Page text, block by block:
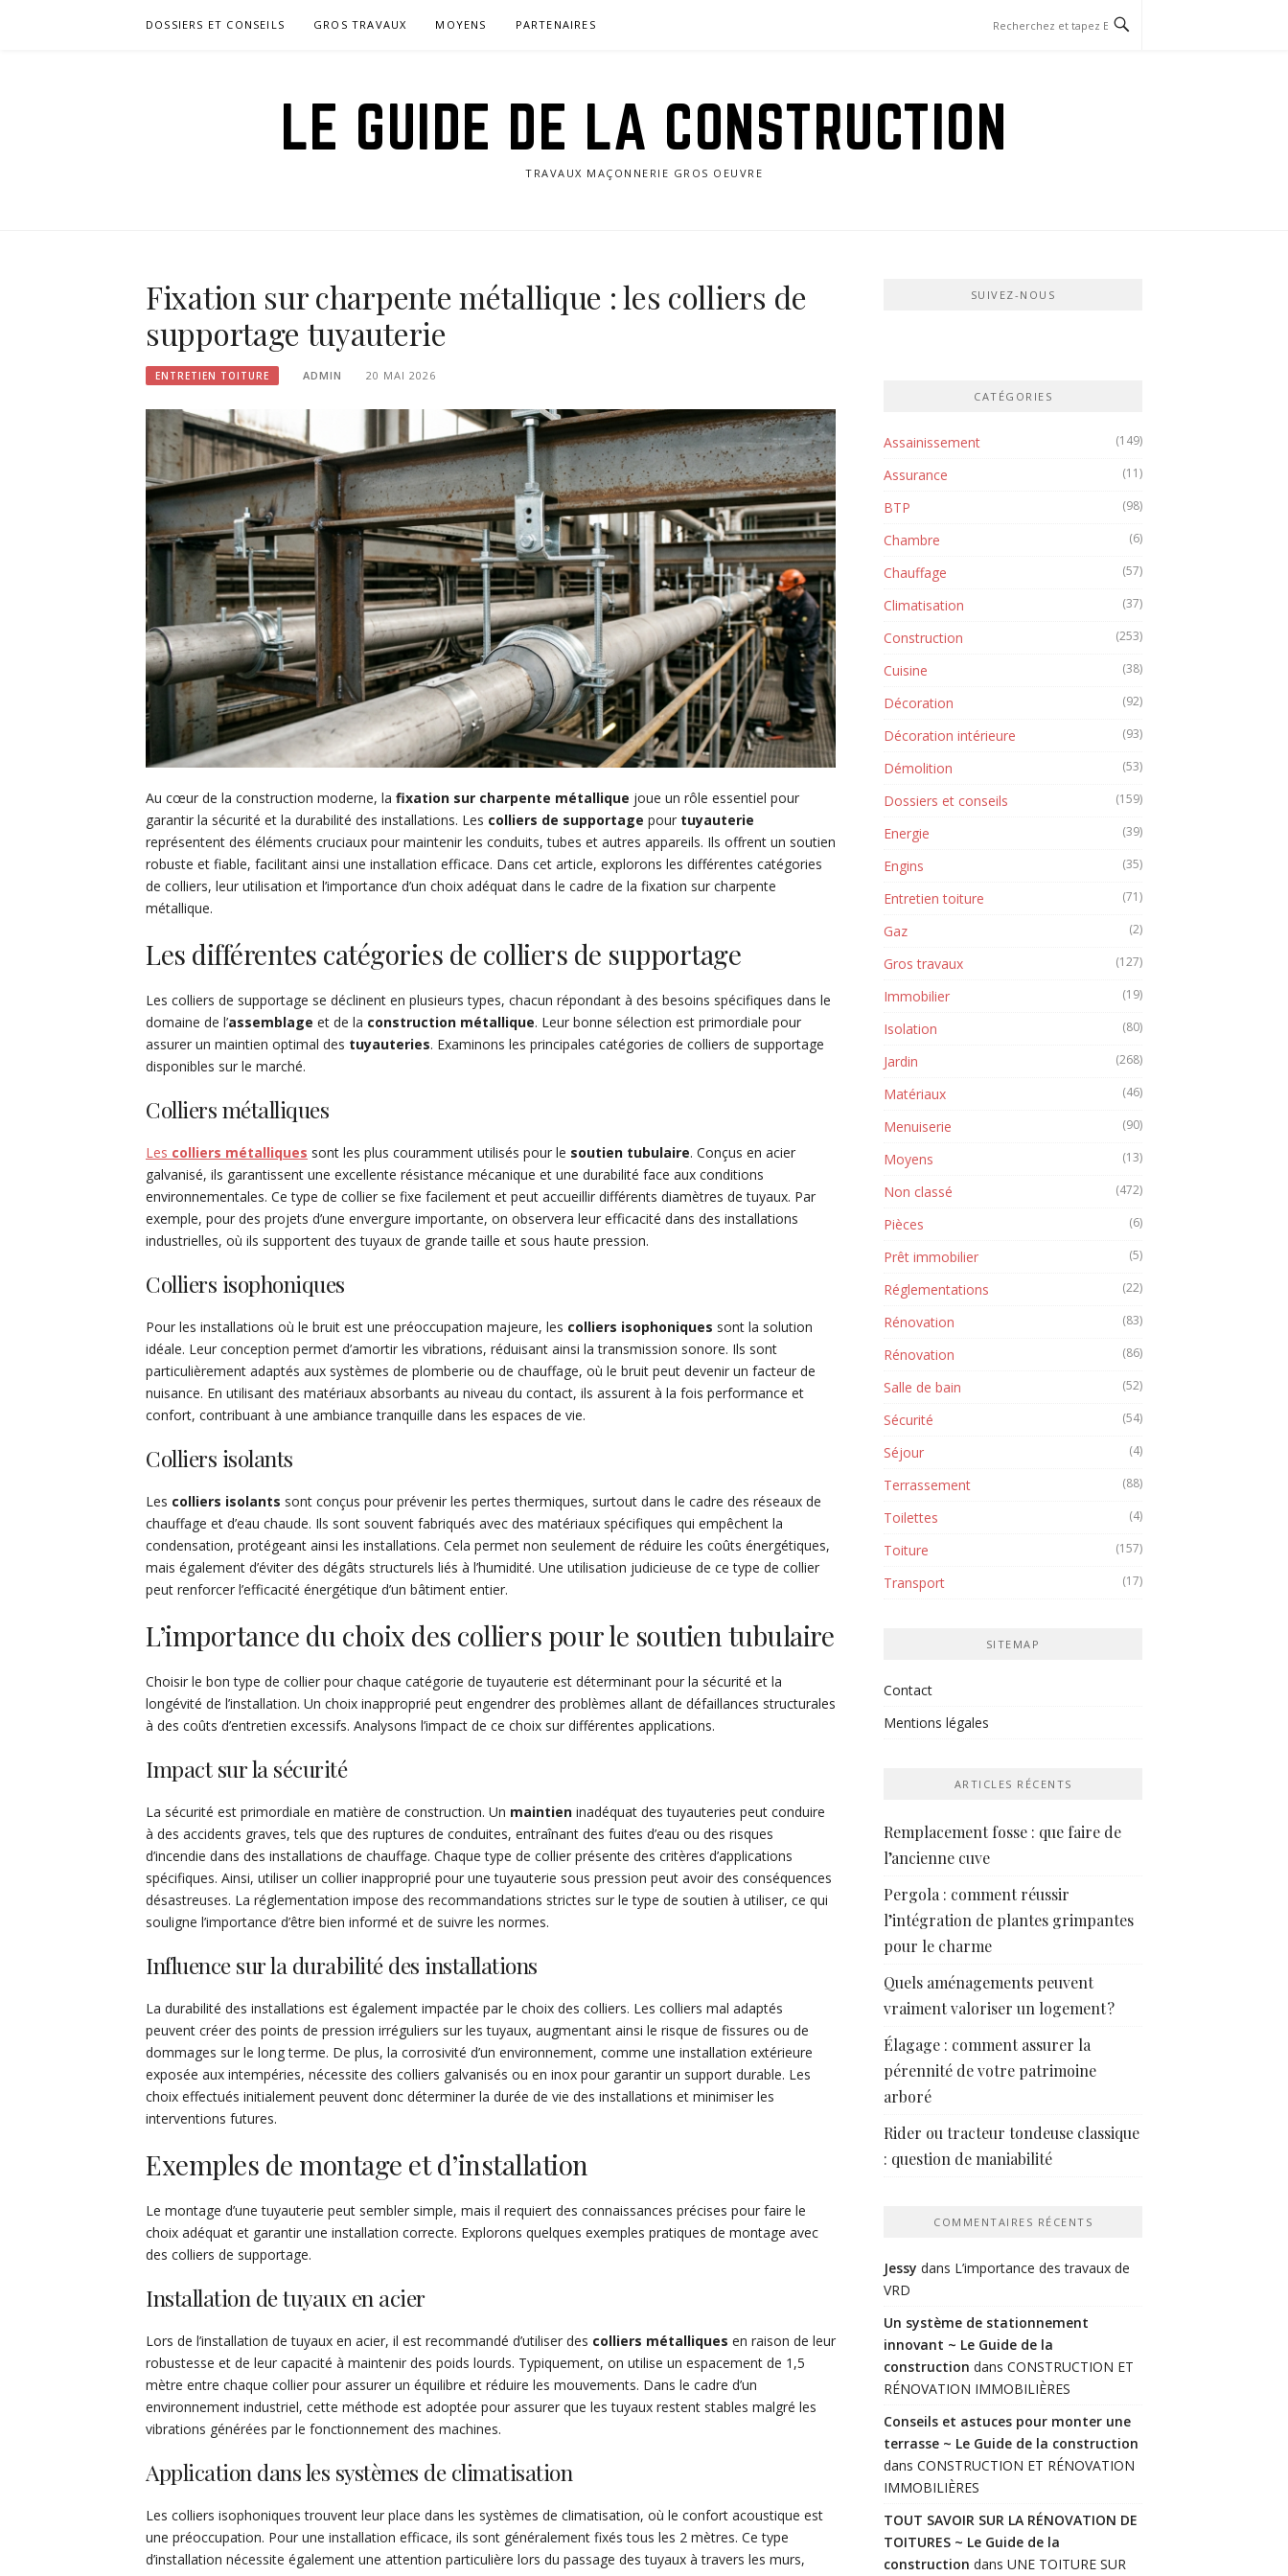
DOSSIERS ET CONSEILS GROS TRAVAUX MOYENS PARTENAIRES
LE GUIDE DE LA CONSTRUCTION
TRAVAUX MAÇONNERIE GROS OEUVRE
Fixation sur charpente métallique : les colliers de
supportage tuyauterie
ENTRETIEN TOITURE ADMIN 20 MAI 2026
Au cœur de la construction moderne, la fixation sur charpente métallique joue un rôle essentiel pour
garantir la sécurité et la durabilité des installations. Les colliers de supportage pour tuyauterie
représentent des éléments cruciaux pour maintenir les conduits, tubes et autres appareils. Ils offrent un soutien
robuste et fiable, facilitant ainsi une installation efficace. Dans cet article, explorons les différentes catégories
de colliers, leur utilisation et l’importance d’un choix adéquat dans le cadre de la fixation sur charpente
métallique.
Les différentes catégories de colliers de supportage
Les colliers de supportage se déclinent en plusieurs types, chacun répondant à des besoins spécifiques dans le
domaine de l’assemblage et de la construction métallique. Leur bonne sélection est primordiale pour
assurer un maintien optimal des tuyauteries. Examinons les principales catégories de colliers de supportage
disponibles sur le marché.
Colliers métalliques
Les colliers métalliques sont les plus couramment utilisés pour le soutien tubulaire. Conçus en acier
galvanisé, ils garantissent une excellente résistance mécanique et une durabilité face aux conditions
environnementales. Ce type de collier se fixe facilement et peut accueillir différents diamètres de tuyaux. Par
exemple, pour des projets d’une envergure importante, on observera leur efficacité dans des installations
industrielles, où ils supportent des tuyaux de grande taille et sous haute pression.
Colliers isophoniques
Pour les installations où le bruit est une préoccupation majeure, les colliers isophoniques sont la solution
idéale. Leur conception permet d’amortir les vibrations, réduisant ainsi la transmission sonore. Ils sont
particulièrement adaptés aux systèmes de plomberie ou de chauffage, où le bruit peut devenir un facteur de
nuisance. En utilisant des matériaux absorbants au niveau du contact, ils assurent à la fois performance et
confort, contribuant à une ambiance tranquille dans les espaces de vie.
Colliers isolants
Les colliers isolants sont conçus pour prévenir les pertes thermiques, surtout dans le cadre des réseaux de
chauffage et d’eau chaude. Ils sont souvent fabriqués avec des matériaux spécifiques qui empêchent la
condensation, protégeant ainsi les installations. Cela permet non seulement de réduire les coûts énergétiques,
mais également d’éviter des dégâts structurels liés à l’humidité. Une utilisation judicieuse de ce type de collier
peut renforcer l’efficacité énergétique d’un bâtiment entier.
L’importance du choix des colliers pour le soutien tubulaire
Choisir le bon type de collier pour chaque catégorie de tuyauterie est déterminant pour la sécurité et la
longévité de l’installation. Un choix inapproprié peut engendrer des problèmes allant de défaillances structurales
à des coûts d’entretien excessifs. Analysons l’impact de ce choix sur différentes applications.
Impact sur la sécurité
La sécurité est primordiale en matière de construction. Un maintien inadéquat des tuyauteries peut conduire
à des accidents graves, tels que des ruptures de conduites, entraînant des fuites d’eau ou des risques
d’incendie dans des installations de chauffage. Chaque type de collier présente des critères d’applications
spécifiques. Ainsi, utiliser un collier inapproprié pour une tuyauterie sous pression peut avoir des conséquences
désastreuses. La réglementation impose des recommandations strictes sur le type de soutien à utiliser, ce qui
souligne l’importance d’être bien informé et de suivre les normes.
Influence sur la durabilité des installations
La durabilité des installations est également impactée par le choix des colliers. Les colliers mal adaptés
peuvent créer des points de pression irréguliers sur les tuyaux, augmentant ainsi le risque de fissures ou de
dommages sur le long terme. De plus, la corrosivité d’un environnement, comme une installation extérieure
exposée aux intempéries, nécessite des colliers galvanisés ou en inox pour garantir un support durable. Les
choix effectués initialement peuvent donc déterminer la durée de vie des installations et minimiser les
interventions futures.
Exemples de montage et d’installation
Le montage d’une tuyauterie peut sembler simple, mais il requiert des connaissances précises pour faire le
choix adéquat et garantir une installation correcte. Explorons quelques exemples pratiques de montage avec
des colliers de supportage.
Installation de tuyaux en acier
Lors de l’installation de tuyaux en acier, il est recommandé d’utiliser des colliers métalliques en raison de leur
robustesse et de leur capacité à maintenir des poids lourds. Typiquement, on utilise un espacement de 1,5
mètre entre chaque collier pour assurer un équilibre et réduire les mouvements. Dans le cadre d’un
environnement industriel, cette méthode est adoptée pour assurer que les tuyaux restent stables malgré les
vibrations générées par le fonctionnement des machines.
Application dans les systèmes de climatisation
Les colliers isophoniques trouvent leur place dans les systèmes de climatisation, où le confort acoustique est
une préoccupation. Pour une installation efficace, ils sont généralement fixés tous les 2 mètres. Ce type
d’installation nécessite également une attention particulière lors du passage des tuyaux à travers les murs,
SUIVEZ-NOUS
CATÉGORIES
Assainissement (149)
Assurance (11)
BTP (98)
Chambre (6)
Chauffage (57)
Climatisation (37)
Construction (253)
Cuisine (38)
Décoration (92)
Décoration intérieure (93)
Démolition (53)
Dossiers et conseils (159)
Energie (39)
Engins (35)
Entretien toiture (71)
Gaz (2)
Gros travaux (127)
Immobilier (19)
Isolation (80)
Jardin (268)
Matériaux (46)
Menuiserie (90)
Moyens (13)
Non classé (472)
Pièces (6)
Prêt immobilier (5)
Réglementations (22)
Rénovation (83)
Rénovation (86)
Salle de bain (52)
Sécurité (54)
Séjour (4)
Terrassement (88)
Toilettes (4)
Toiture (157)
Transport (17)
SITEMAP
Contact
Mentions légales
ARTICLES RÉCENTS
Remplacement fosse : que faire de
l’ancienne cuve
Pergola : comment réussir
l’intégration de plantes grimpantes
pour le charme
Quels aménagements peuvent
vraiment valoriser un logement ?
Élagage : comment assurer la
pérennité de votre patrimoine
arboré
Rider ou tracteur tondeuse classique
: question de maniabilité
COMMENTAIRES RÉCENTS
Jessy dans L’importance des travaux de
VRD
Un système de stationnement
innovant ~ Le Guide de la
construction dans CONSTRUCTION ET
RÉNOVATION IMMOBILIÈRES
Conseils et astuces pour monter une
terrasse ~ Le Guide de la construction
dans CONSTRUCTION ET RÉNOVATION
IMMOBILIÈRES
TOUT SAVOIR SUR LA RÉNOVATION DE
TOITURES ~ Le Guide de la
construction dans UNE TOITURE SUR